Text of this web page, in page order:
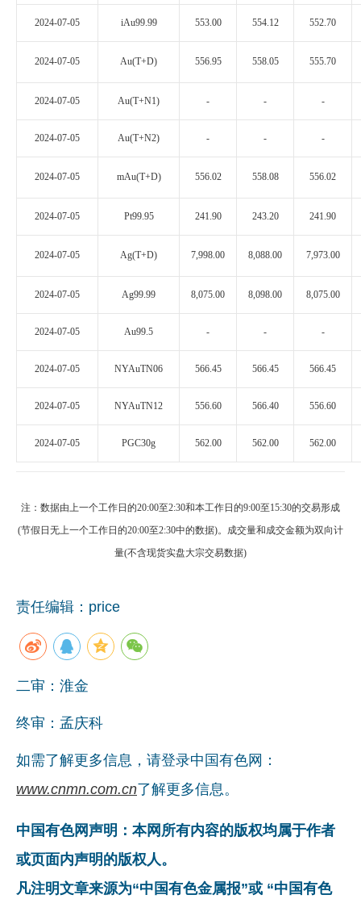
数字报
2024-07-05 iAu99.99 553.00 554.12 552.70
2024-07-05 Au(T+D) 556.95 558.05 555.70
2024-07-05 Au(T+N1) - - -
2024-07-05 Au(T+N2) - - -
2024-07-05 mAu(T+D) 556.02 558.08 556.02
2024-07-05 Pt99.95 241.90 243.20 241.90
2024-07-05 Ag(T+D) 7,998.00 8,088.00 7,973.00
2024-07-05 Ag99.99 8,075.00 8,098.00 8,075.00
2024-07-05 Au99.5 - - -
2024-07-05 NYAuTN06 566.45 566.45 566.45
2024-07-05 NYAuTN12 556.60 566.40 556.60
2024-07-05 PGC30g 562.00 562.00 562.00
注：数据由上一个工作日的20:00至2:30和本工作日的9:00至15:30的交易形成
(节假日无上一个工作日的20:00至2:30中的数据)。成交量和成交金额为双向计
量(不含现货实盘大宗交易数据)
责任编辑：price
二审：淮金
终审：孟庆科
如需了解更多信息，请登录中国有色网：
www.cnmn.com.cn了解更多信息。
中国有色网声明：本网所有内容的版权均属于作者
或页面内声明的版权人。
凡注明文章来源为“中国有色金属报”或 “中国有色